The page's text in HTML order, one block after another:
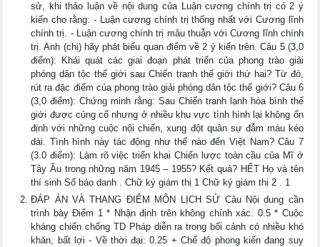
sử, khi thảo luận về nội dung của Luận cương chính trị có 2 ý
kiến cho rằng: - Luận cương chính trị thống nhất với Cương lĩnh
chính trị. - Luận cương chính trị mâu thuẫn với Cương lĩnh chính
trị. Anh (chị) hãy phát biểu quan điểm về 2 ý kiến trên. Câu 5 (3,0
điểm): Khái quát các giai đoạn phát triển của phong trào giải
phóng dân tộc thế giới sau Chiến tranh thế giới thứ hai? Từ đó,
rút ra đặc điểm của phong trào giải phóng dân tộc thế giới? Câu 6
(3,0 điểm): Chứng minh rằng: Sau Chiến tranh lạnh hòa bình thế
giới được củng cố nhưng ở nhiều khu vực tình hình lại không ổn
định với những cuộc nội chiến, xung đột quân sự đẫm máu kéo
dài. Tình hình này tác động như thế nào đến Việt Nam? Câu 7
(3.0 điểm): Làm rõ việc triển khai Chiến lược toàn cầu của Mĩ ở
Tây Âu trong những năm 1945 – 1955? Kết quả? HẾT Họ và tên
thí sinh Số báo danh . Chữ ký giám thị 1 Chữ ký giám thị 2 . 1
ĐÁP ÁN VÀ THANG ĐIỂM MÔN LỊCH SỬ Câu Nội dung cần
trình bày Điểm 1 * Nhận định trên không chính xác. 0.5 * Cuộc
kháng chiến chống TD Pháp diễn ra trong bối cảnh có nhiều khó
khăn, bất lợi - Về thời đại: 0.25 + Chế độ phong kiến đang suy